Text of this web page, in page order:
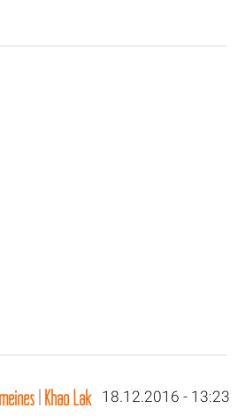
|Khao Lak 18.12.2016 - 13:23